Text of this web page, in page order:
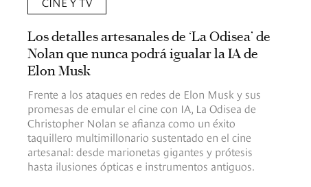
Los detalles artesanales de ‘La Odisea’ de
Nolan que nunca podrá igualar la IA de
Elon Musk
Frente a los ataques en redes de Elon Musk y sus
promesas de emular el cine con IA, La Odisea de
Christopher Nolan se afianza como un éxito
taquillero multimillonario sustentado en el cine
artesanal: desde marionetas gigantes y prótesis
hasta ilusiones ópticas e instrumentos antiguos.